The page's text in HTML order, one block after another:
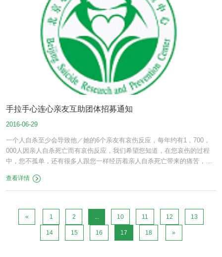
手拉手心连心亲友互助团体招募通知
2016-06-29
一个人自杀至少会导致他／她的6个亲友有哀伤反应，每年约有1，700，
000人因亲人自杀死亡而有哀伤反应，我们希望您知道，在您哀伤的过程
中，您不孤单，还有很多人跟您一样经历着亲人自杀死亡带来的痛苦，干
台，通过交流，讨论或者专题讲座，让亲友可以获得彼此互助和情感支
持。
查看详情
« 1 2 ... 10 11 12 13
14 15 16 17 18 »